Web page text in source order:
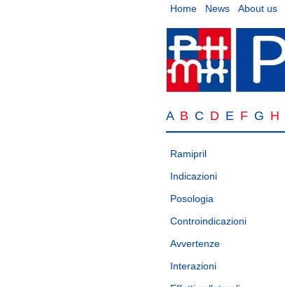
Home News About us
A B C D E F G H
Ramipril
Indicazioni
Posologia
Controindicazioni
Avvertenze
Interazioni